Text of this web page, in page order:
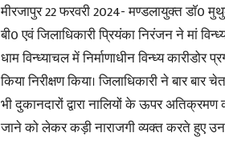
मीरजापुर 22 फरवरी 2024- मण्डलायुक्त डाॅ0
बी0 एवं जिलाधिकारी प्रियंका निरंजन ने मां
धाम विन्ध्याचल में निर्माणाधीन विन्ध्य कारीडोर
किया निरीक्षण किया। जिलाधिकारी ने बार बार
भी दुकानदारों द्वारा नालियों के ऊपर
जाने को लेकर कड़ी नाराजगी व्यक्त करते हुए